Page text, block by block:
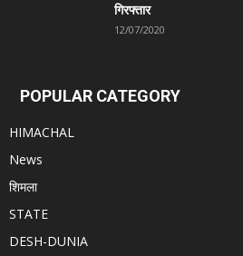
गिरफ्तार
12/07/2020
POPULAR CATEGORY
HIMACHAL
News
शिमला
STATE
DESH-DUNIA